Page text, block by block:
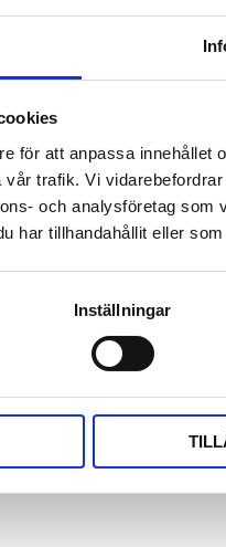
för att anpassa innehållet
trafik. Vi
och analysföretag
har tillhandahållit eller
Inställningar
Tryckslagen kan
analysera samband
sig utmärkt för
mätning i VA-nät.
FJÄRRMÄTNING